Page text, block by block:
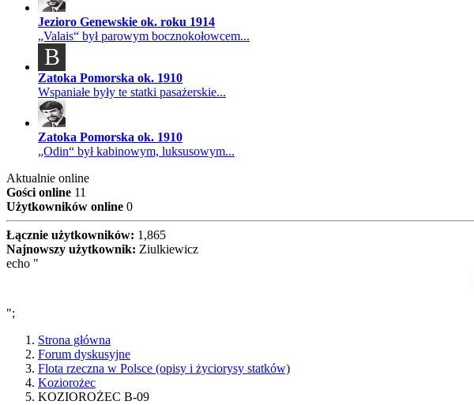
Jezioro Genewskie ok. roku 1914
„Valais“ był parowym bocznokołowcem...
B
Zatoka Pomorska ok. 1910
Wspaniałe były te statki pasażerskie...
Zatoka Pomorska ok. 1910
„Odin“ był kabinowym, luksusowym...
Aktualnie online
Gości online 11
Użytkowników online 0
Łącznie użytkowników: 1,865
Najnowszy użytkownik: Ziulkiewicz
echo "
";
Strona główna
Forum dyskusyjne
Flota rzeczna w Polsce (opisy i życiorysy statków)
Koziorożec
KOZIOROŻEC B-09